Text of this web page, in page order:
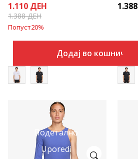
1.110 ДЕН
1.388ДЕН
Попуст20%
Додај во кошничка
1.388
Подетално
Uporedi